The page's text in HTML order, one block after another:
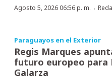
Agosto 5, 2026 06:56 p. m. ·
Paraguayos en el Exterior
Regis Marques
futuro europeo para
Galarza